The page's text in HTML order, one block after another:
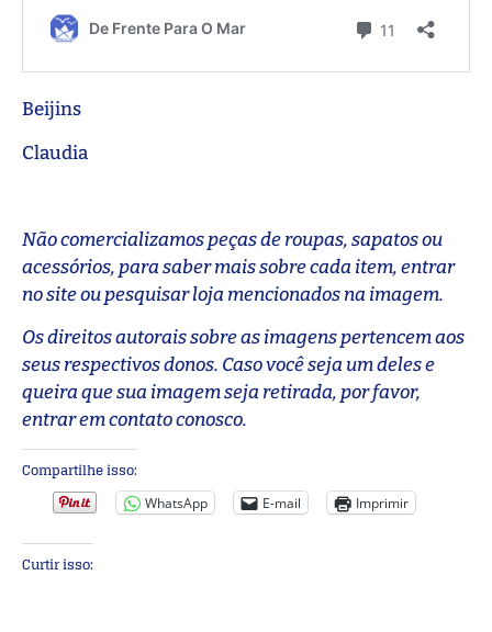
Beijins
Claudia
Não comercializamos peças de roupas, sapatos ou
acessórios, para saber mais sobre cada item, entrar
no site ou pesquisar loja mencionados na imagem.
Os direitos autorais sobre as imagens pertencem aos
seus respectivos donos. Caso você seja um deles e
queira que sua imagem seja retirada, por favor,
entrar em contato conosco.
Compartilhe isso:
WhatsApp E-mail Imprimir
Curtir isso: